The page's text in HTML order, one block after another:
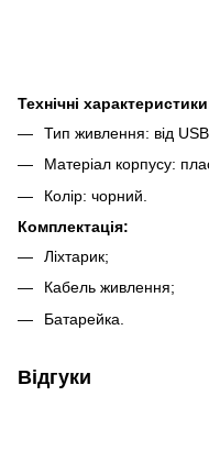
Технічні
Тип живлення: від
Матеріал корпусу:
Колір: чорний.
Комплектація:
Ліхтарик;
Кабель живлення;
Батарейка.
Відгуки